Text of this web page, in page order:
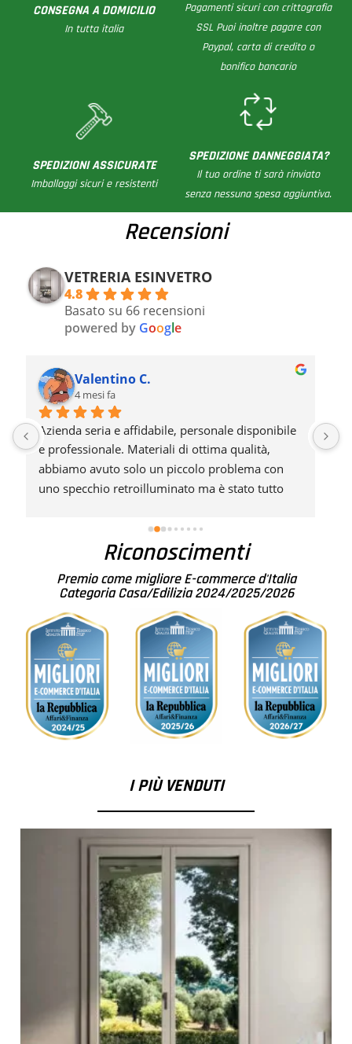
CONSEGNA A DOMICILIO
In tutta italia
Pagamenti sicuri con crittografia
SSL Puoi inoltre pagare con
Paypal, carta di credito o
bonifico bancario
SPEDIZIONI ASSICURATE
Imballaggi sicuri e resistenti
SPEDIZIONE DANNEGGIATA?
Il tuo ordine ti sarà rinviato
senza nessuna spesa aggiuntiva.
Recensioni
VETRERIA ESINVETRO
4.8
Basato su 66 recensioni
powered by Google
Lavaselfs M.
7 mesi fa
Professionali, precisi e puntuali... Consiglio
moltissimo
Riconoscimenti
Premio come migliore E-commerce d'Italia
Categoria Casa/Edilizia 2024/2025/2026
I PIÙ VENDUTI